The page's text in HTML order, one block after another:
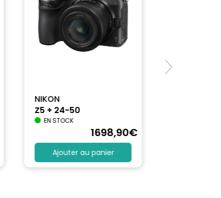
NIKON
Z5 + 24-50
EN STOCK
1698,90€
Ajouter au panier